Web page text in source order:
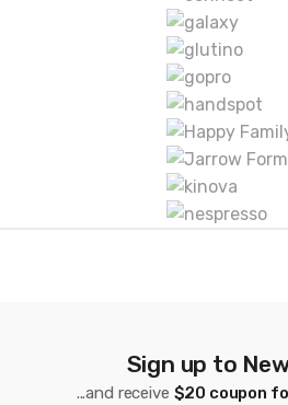
Sign up to
...and receive $20 coupon